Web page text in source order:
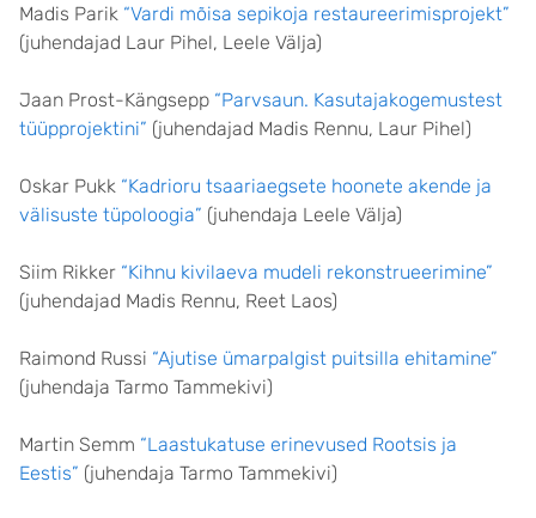
Madis Parik “Vardi mõisa sepikoja restaureerimisprojekt”
(juhendajad Laur Pihel, Leele Välja)
Jaan Prost-Kängsepp “Parvsaun. Kasutajakogemustest
tüüpprojektini” (juhendajad Madis Rennu, Laur Pihel)
Oskar Pukk “Kadrioru tsaariaegsete hoonete akende ja
välisuste tüpoloogia” (juhendaja Leele Välja)
Siim Rikker “Kihnu kivilaeva mudeli rekonstrueerimine”
(juhendajad Madis Rennu, Reet Laos)
Raimond Russi “Ajutise ümarpalgist puitsilla ehitamine”
(juhendaja Tarmo Tammekivi)
Martin Semm “Laastukatuse erinevused Rootsis ja
Eestis” (juhendaja Tarmo Tammekivi)